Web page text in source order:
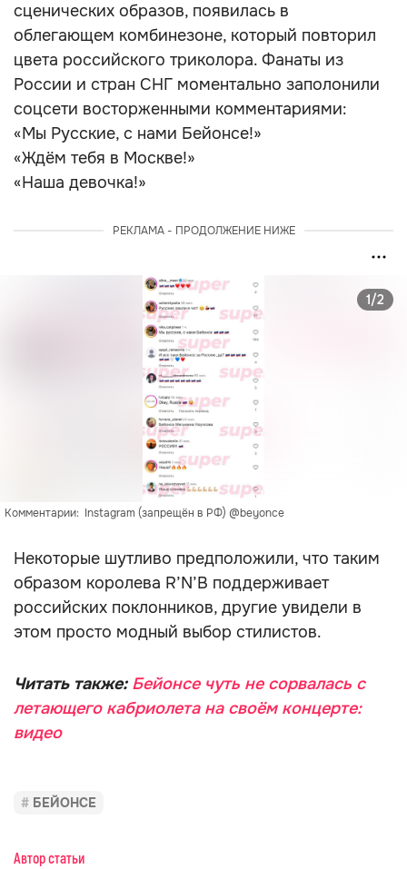
сценических образов, появилась в
облегающем комбинезоне, который повторил
цвета российского триколора. Фанаты из
России и стран СНГ моментально заполонили
соцсети восторженными комментариями:
«Мы Русские, с нами Бейонсе!»
«Ждём тебя в Москве!»
«Наша девочка!»
РЕКЛАМА - ПРОДОЛЖЕНИЕ НИЖЕ
Комментарии:  Instagram (запрещён в РФ) @beyonce
1/2
Некоторые шутливо предположили, что таким
образом королева R’N’B поддерживает
российских поклонников, другие увидели в
этом просто модный выбор стилистов.
Читать также: Бейонсе чуть не сорвалась с
летающего кабриолета на своём концерте:
видео
БЕЙОНСЕ
Автор статьи